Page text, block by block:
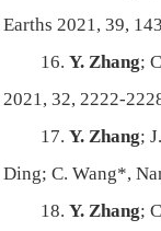
Earths 2021,39,
16.Y. Zhang;
2021,32, 2222-
17.Y. Zhang;
Ding; C. Wang*,
18.Y. Zhang;